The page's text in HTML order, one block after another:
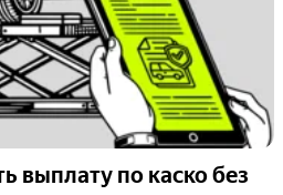
выплату по каско без